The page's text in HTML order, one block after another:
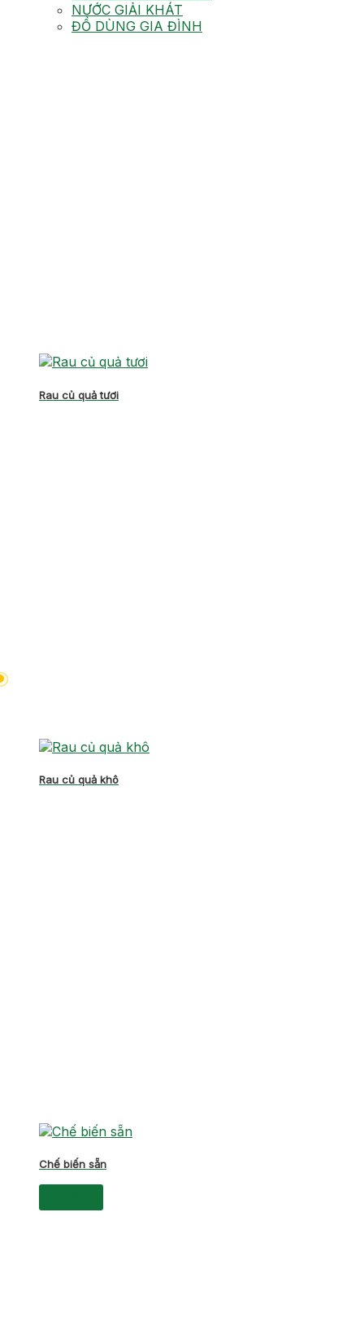
NƯỚC GIẢI KHÁT
ĐỒ DÙNG GIA ĐÌNH
Rau củ quả tươi
Rau củ quả khô
Chế biến sẵn